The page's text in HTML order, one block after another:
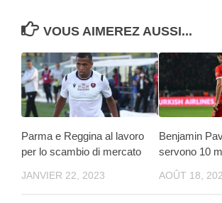
VOUS AIMEREZ AUSSI...
Parma e Reggina al lavoro
per lo scambio di mercato
JANVIER 22, 2023
Benjamin
servono 10
AOÛT 18,